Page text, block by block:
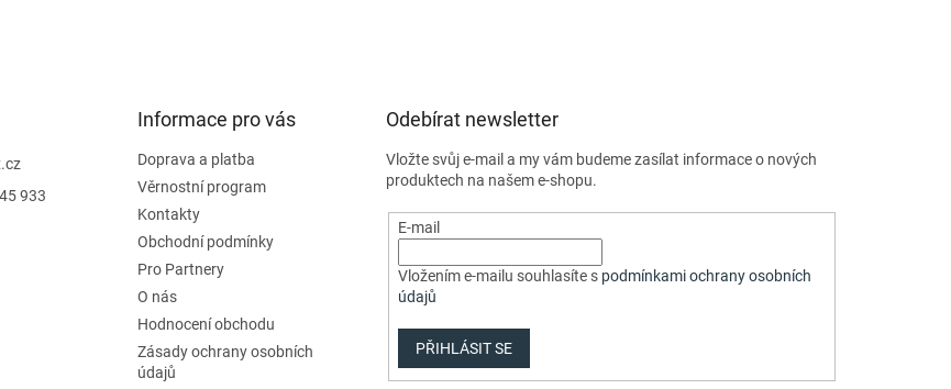
933
Informace pro vás
Doprava a platba
Věrnostní program
Kontakty
Obchodní podmínky
Pro Partnery
O nás
Hodnocení obchodu
Zásady ochrany osobních
údajů
Odebírat newsletter
Vložte svůj e-mail a my vám budeme zasílat informace o nových
produktech na našem e-shopu.
E-mail
Vložením e-mailu souhlasíte s podmínkami ochrany osobních
údajů
PŘIHLÁSIT SE